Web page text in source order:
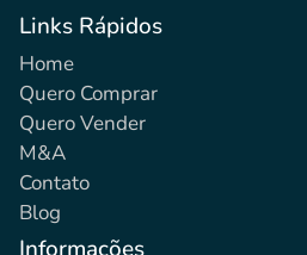
Links Rápidos
Home
Quero Comprar
Quero Vender
M&A
Contato
Blog